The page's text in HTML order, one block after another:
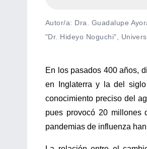
Autor/a: Dra. Guadalupe
"Dr. Hideyo Noguchi",
En los pasados 400 años,
en Inglaterra y la del
conocimiento preciso del
pues provocó 20 millones
pandemias de influenza